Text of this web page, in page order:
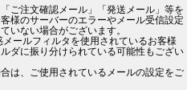
ご注文確認メール」「発送メール」等を
様のサーバーのエラーやメール受信設定
いない場合がございます。
ールフィルタを使用されているお客様
ダに振り分けられている可能性もござい
は、ご使用されているメールの設定をご